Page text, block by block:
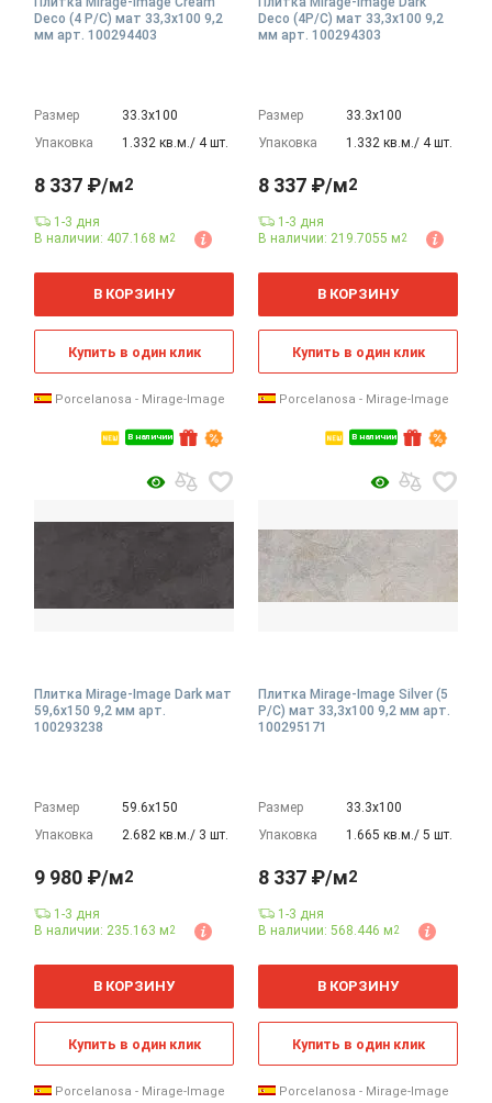
Deco (4 P/C) мат 33,3x100 9,2
мм арт. 100294403
Размер
33.3х100
Упаковка
1.332 кв.м./ 4 шт.
В наличии
8 337 ₽/м2
1-3 дня
В наличии: 407.168 м2
м
В КОРЗИНУ
Купить в один клик
Porcelanosa - Mirage-Image
Deco (4P/C) мат 33,3x100 9,2
мм арт. 100294303
Размер
33.3х100
Упаковка
1.332 кв.м./ 4 шт.
В наличии
8 337 ₽/м2
1-3 дня
В наличии: 219.7055 м2
м
В КОРЗИНУ
Купить в один клик
Porcelanosa - Mirage-Image
Плитка Mirage-Image Dark мат
59,6x150 9,2 мм арт.
100293238
Размер
59.6х150
Упаковка
2.682 кв.м./ 3 шт.
9 980 ₽/м2
1-3 дня
В наличии: 235.163 м2
м
В КОРЗИНУ
Купить в один клик
Porcelanosa - Mirage-Image
Плитка Mirage-Image Silver (5
P/C) мат 33,3x100 9,2 мм арт.
100295171
Размер
33.3х100
Упаковка
1.665 кв.м./ 5 шт.
8 337 ₽/м2
1-3 дня
В наличии: 568.446 м2
м
В КОРЗИНУ
Купить в один клик
Porcelanosa - Mirage-Image